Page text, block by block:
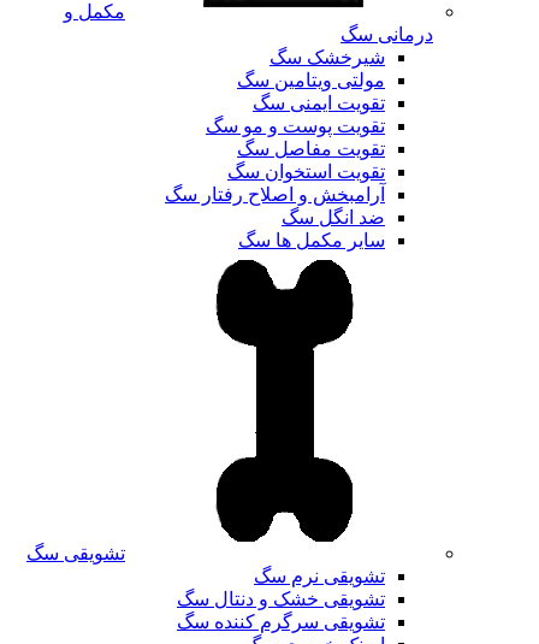
مکمل و
درمانی سگ
شیرخشک سگ
مولتی ویتامین سگ
تقویت ایمنی سگ
تقویت پوست و مو سگ
تقویت مفاصل سگ
تقویت استخوان سگ
آرامبخش و اصلاح رفتار سگ
ضد انگل سگ
سایر مکمل ها سگ
تشویقی سگ
تشویقی نرم سگ
تشویقی خشک و دنتال سگ
تشویقی سرگرم کننده سگ